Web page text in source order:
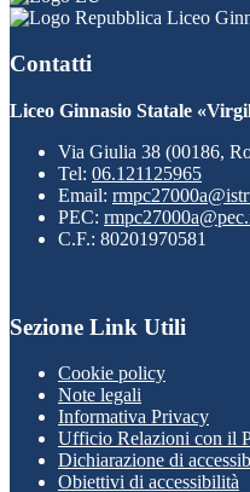
Liceo
Contatti
Liceo Ginnasio Statale
Via Giulia 38 (00186,
Tel: 06.121125965
Email:
PEC:
C.F.: 80201970581
Sezione Link Utili
Cookie policy
Note legali
Informativa Privacy
Ufficio Relazioni con il
Dichiarazione di
Obiettivi di accessibilità